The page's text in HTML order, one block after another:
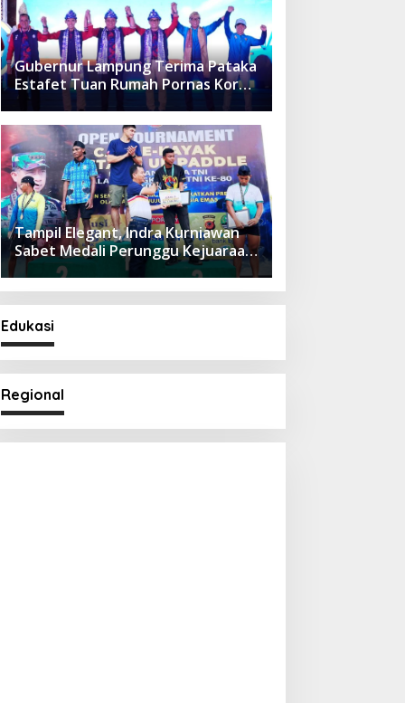
Gubernur Lampung Terima Pataka
Estafet Tuan Rumah Pornas Korpri
XVIII 2025
Tampil Elegant, Indra Kurniawan
Sabet Medali Perunggu Kejuaraan
Panglima TNI 2025
Edukasi
Regional